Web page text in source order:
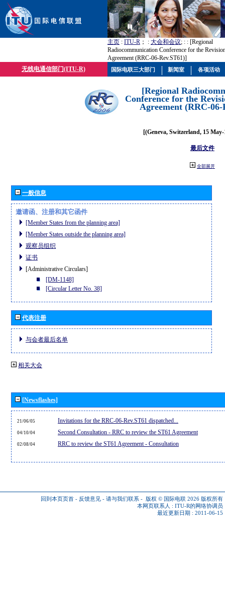
主页 : ITU-R ； : 大会和会议; : : [Regional
Radiocommunication Conference for the
Agreement (RRC-06-Rev.ST61)]
无线电通信部门(ITU-R)
[Regional
Conference for the
Agreement (RRC-06-
[(Geneva, Switzerland, 15
最后文件
全部展开
一般信息
邀请函、注册和其它函件
[Member States from the planning area]
[Member States outside the planning area]
观察员组织
证书
[Administrative Circulars]
[DM-1148]
[Circular Letter No. 38]
代表注册
与会者最后名单
相关大会
[Newsflashes]
21/06/05 Invitations for the RRC-06-Rev.ST61 dispatched...
04/10/04 Second Consultation - RRC to review the ST61 Agreement
02/08/04 RRC to review the ST61 Agreement - Consultation
回到本页页首 - 反馈意见 - 请与我们联系 - 版权 © 国际电联 2026 版权所有
本网页联系人 : ITU-R的网络协调员
最近更新日期 : 2011-06-15
国际电联三大部门 新闻室 各项活动